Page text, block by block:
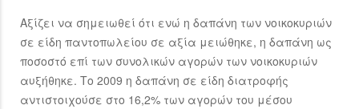
Αξίζει να σημειωθεί ότι ενώ η δαπάνη των νοικοκυριών
σε είδη παντοπωλείου σε αξία μειώθηκε, η δαπάνη ως
ποσοστό επί των συνολικών αγορών των νοικοκυριών
αυξήθηκε. Το 2009 η δαπάνη σε είδη διατροφής
αντιστοιχούσε στο 16,2% των αγορών του μέσου